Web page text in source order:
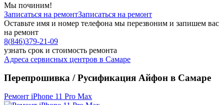
Мы починим!
Записаться на ремонтЗаписаться на ремонт
Оставьте имя и номер телефона мы перезвоним и запишем вас
на ремонт
8(846)379-21-09
узнать срок и стоимость ремонта
Адреса сервисных центров в Самаре
Перепрошивка / Русификация Айфон в Самаре
Ремонт iPhone 11 Pro Max